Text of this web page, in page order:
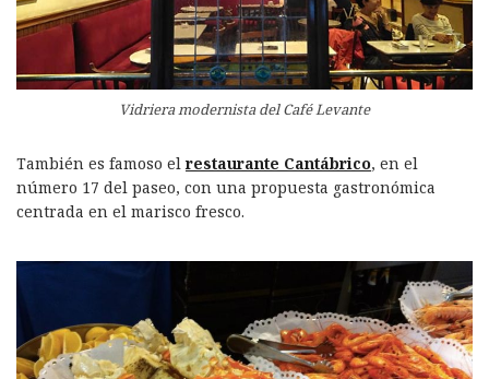
Vidriera modernista del Café Levante
También es famoso el restaurante Cantábrico, en el
número 17 del paseo, con una propuesta gastronómica
centrada en el marisco fresco.